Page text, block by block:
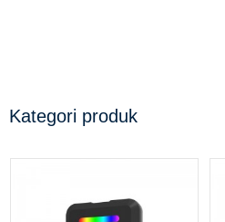
Kategori produk